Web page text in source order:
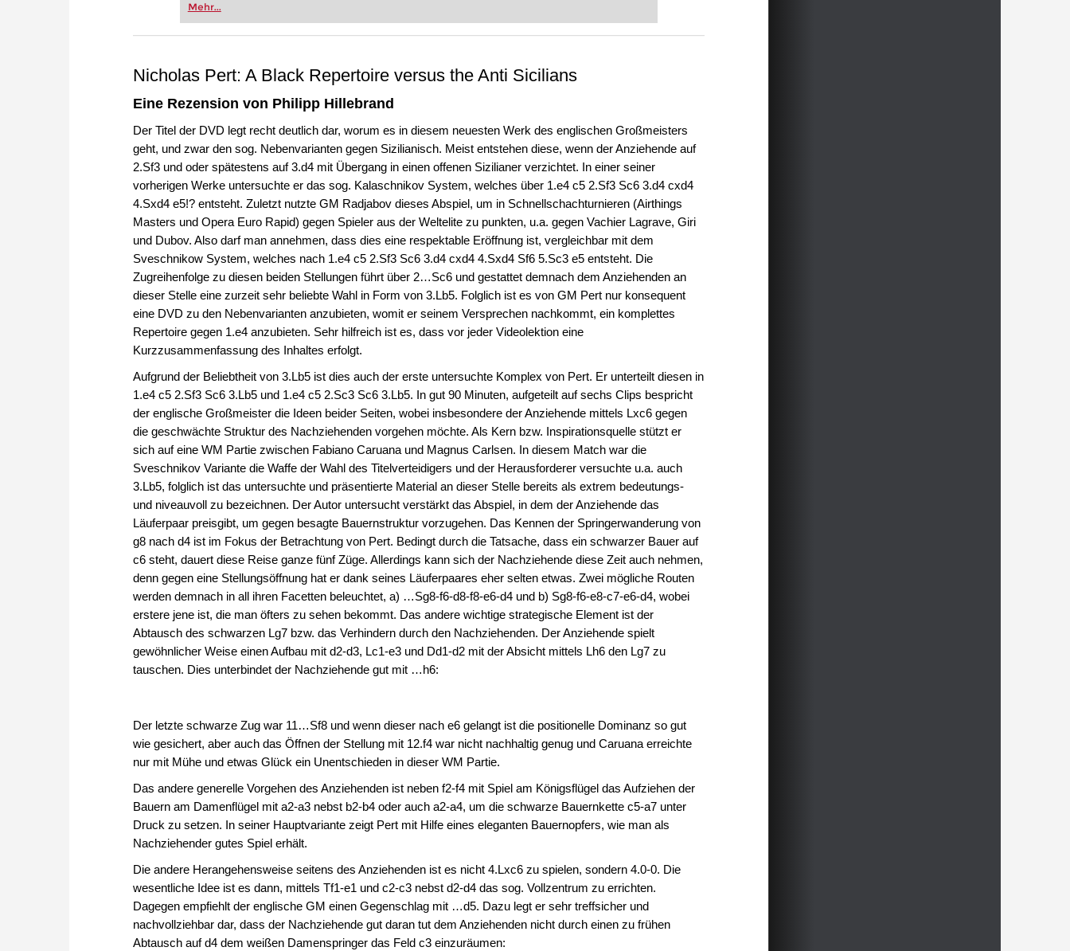
Mehr...
Nicholas Pert: A Black Repertoire versus the Anti Sicilians
Eine Rezension von Philipp Hillebrand
Der Titel der DVD legt recht deutlich dar, worum es in diesem neuesten Werk des englischen Großmeisters
geht, und zwar den sog. Nebenvarianten gegen Sizilianisch. Meist entstehen diese, wenn der Anziehende auf
2.Sf3 und oder spätestens auf 3.d4 mit Übergang in einen offenen Sizilianer verzichtet. In einer seiner
vorherigen Werke untersuchte er das sog. Kalaschnikov System, welches über 1.e4 c5 2.Sf3 Sc6 3.d4 cxd4
4.Sxd4 e5!? entsteht. Zuletzt nutzte GM Radjabov dieses Abspiel, um in Schnellschachturnieren (Airthings
Masters und Opera Euro Rapid) gegen Spieler aus der Weltelite zu punkten, u.a. gegen Vachier Lagrave, Giri
und Dubov. Also darf man annehmen, dass dies eine respektable Eröffnung ist, vergleichbar mit dem
Sveschnikow System, welches nach 1.e4 c5 2.Sf3 Sc6 3.d4 cxd4 4.Sxd4 Sf6 5.Sc3 e5 entsteht. Die
Zugreihenfolge zu diesen beiden Stellungen führt über 2…Sc6 und gestattet demnach dem Anziehenden an
dieser Stelle eine zurzeit sehr beliebte Wahl in Form von 3.Lb5. Folglich ist es von GM Pert nur konsequent
eine DVD zu den Nebenvarianten anzubieten, womit er seinem Versprechen nachkommt, ein komplettes
Repertoire gegen 1.e4 anzubieten. Sehr hilfreich ist es, dass vor jeder Videolektion eine
Kurzzusammenfassung des Inhaltes erfolgt.
Aufgrund der Beliebtheit von 3.Lb5 ist dies auch der erste untersuchte Komplex von Pert. Er unterteilt diesen in
1.e4 c5 2.Sf3 Sc6 3.Lb5 und 1.e4 c5 2.Sc3 Sc6 3.Lb5. In gut 90 Minuten, aufgeteilt auf sechs Clips bespricht
der englische Großmeister die Ideen beider Seiten, wobei insbesondere der Anziehende mittels Lxc6 gegen
die geschwächte Struktur des Nachziehenden vorgehen möchte. Als Kern bzw. Inspirationsquelle stützt er
sich auf eine WM Partie zwischen Fabiano Caruana und Magnus Carlsen. In diesem Match war die
Sveschnikov Variante die Waffe der Wahl des Titelverteidigers und der Herausforderer versuchte u.a. auch
3.Lb5, folglich ist das untersuchte und präsentierte Material an dieser Stelle bereits als extrem bedeutungs-
und niveauvoll zu bezeichnen. Der Autor untersucht verstärkt das Abspiel, in dem der Anziehende das
Läuferpaar preisgibt, um gegen besagte Bauernstruktur vorzugehen. Das Kennen der Springerwanderung von
g8 nach d4 ist im Fokus der Betrachtung von Pert. Bedingt durch die Tatsache, dass ein schwarzer Bauer auf
c6 steht, dauert diese Reise ganze fünf Züge. Allerdings kann sich der Nachziehende diese Zeit auch nehmen,
denn gegen eine Stellungsöffnung hat er dank seines Läuferpaares eher selten etwas. Zwei mögliche Routen
werden demnach in all ihren Facetten beleuchtet, a) …Sg8-f6-d8-f8-e6-d4 und b) Sg8-f6-e8-c7-e6-d4, wobei
erstere jene ist, die man öfters zu sehen bekommt. Das andere wichtige strategische Element ist der
Abtausch des schwarzen Lg7 bzw. das Verhindern durch den Nachziehenden. Der Anziehende spielt
gewöhnlicher Weise einen Aufbau mit d2-d3, Lc1-e3 und Dd1-d2 mit der Absicht mittels Lh6 den Lg7 zu
tauschen. Dies unterbindet der Nachziehende gut mit …h6:
Der letzte schwarze Zug war 11…Sf8 und wenn dieser nach e6 gelangt ist die positionelle Dominanz so gut
wie gesichert, aber auch das Öffnen der Stellung mit 12.f4 war nicht nachhaltig genug und Caruana erreichte
nur mit Mühe und etwas Glück ein Unentschieden in dieser WM Partie.
Das andere generelle Vorgehen des Anziehenden ist neben f2-f4 mit Spiel am Königsflügel das Aufziehen der
Bauern am Damenflügel mit a2-a3 nebst b2-b4 oder auch a2-a4, um die schwarze Bauernkette c5-a7 unter
Druck zu setzen. In seiner Hauptvariante zeigt Pert mit Hilfe eines eleganten Bauernopfers, wie man als
Nachziehender gutes Spiel erhält.
Die andere Herangehensweise seitens des Anziehenden ist es nicht 4.Lxc6 zu spielen, sondern 4.0-0. Die
wesentliche Idee ist es dann, mittels Tf1-e1 und c2-c3 nebst d2-d4 das sog. Vollzentrum zu errichten.
Dagegen empfiehlt der englische GM einen Gegenschlag mit …d5. Dazu legt er sehr treffsicher und
nachvollziehbar dar, dass der Nachziehende gut daran tut dem Anziehenden nicht durch einen zu frühen
Abtausch auf d4 dem weißen Damenspringer das Feld c3 einzuräumen: